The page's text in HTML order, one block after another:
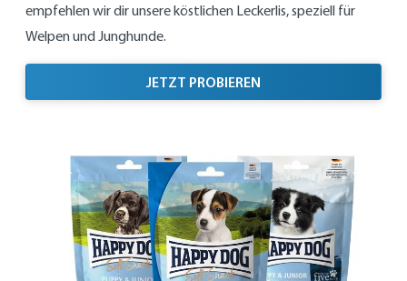
empfehlen wir dir unsere köstlichen Leckerlis, speziell für
Welpen und Junghunde.
JETZT PROBIEREN